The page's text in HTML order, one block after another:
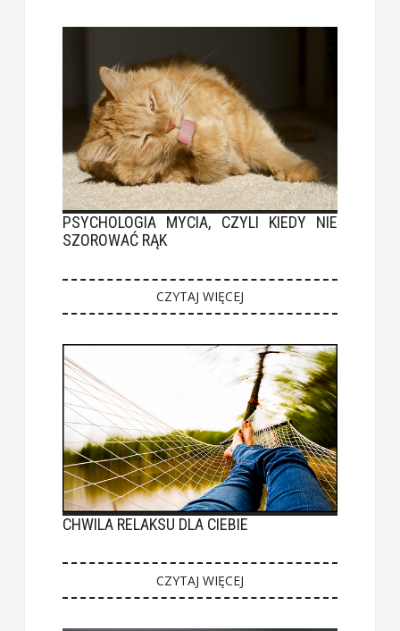
PSYCHOLOGIA MYCIA, CZYLI KIEDY NIE
SZOROWAĆ RĄK
CZYTAJ WIĘCEJ
CHWILA RELAKSU DLA CIEBIE
CZYTAJ WIĘCEJ